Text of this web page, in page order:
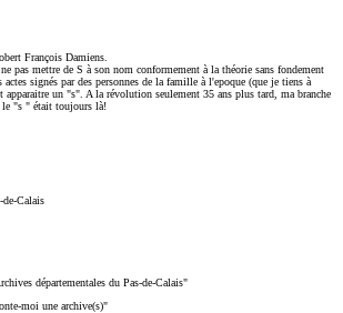
François Damiens.
pas mettre de S à son nom conformement à la théorie sans fondement
signés par des personnes de la famille à l'epoque (que je tiens à
un "s". A la révolution seulement 35 ans plus tard, ma branche
le "s " était toujours là!
de-Calais
départementales du Pas-de-Calais"
moi une archive(s)"